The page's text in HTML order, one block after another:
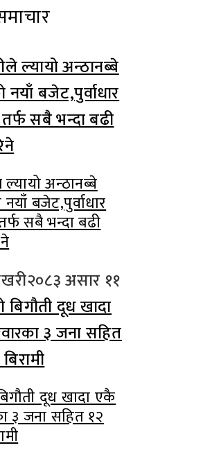
अन्ठानब्बे
बजेट,पुर्वाधार
सबै भन्दा बढी
२०८३ असार ११
दूध खादा एकै
३ जना सहित १२